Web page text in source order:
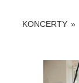
KONCERTY »